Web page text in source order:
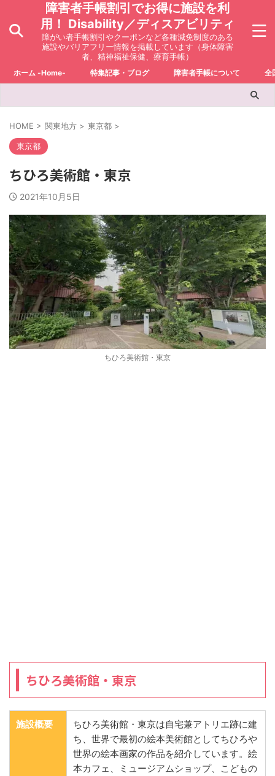
障害者手帳割引でお得に施設を利
用！ Disability／ディスアビリティ
障がい者手帳割引やクーポンなど各種減免制度のある
施設やバリアフリー情報を掲載しています（身体障害
者、精神福祉保健、療育手帳）
ホーム -Home- 特集記事・ブログ 障害者手帳について 全
HOME > 関東地方 > 東京都 >
東京都
ちひろ美術館・東京
2021年10月5日
ちひろ美術館・東京
ちひろ美術館・東京
施設概要
ちひろ美術館・東京は自宅兼アトリエ跡に建
ち、世界で最初の絵本美術館としてちひろや
世界の絵本画家の作品を紹介しています。絵
本カフェ、ミュージアムショップ、こどもの